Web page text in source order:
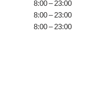
8:00 – 23:00
8:00 – 23:00
8:00 – 23:00